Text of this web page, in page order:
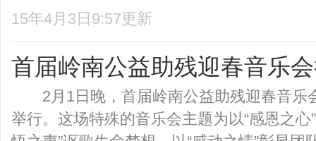
15年4月3日9:57更新
首届岭南公益助残迎春音乐
2月1日晚，首届岭南公益助残迎春音乐
举行。这场特殊的音乐会主题为以“感恩之心